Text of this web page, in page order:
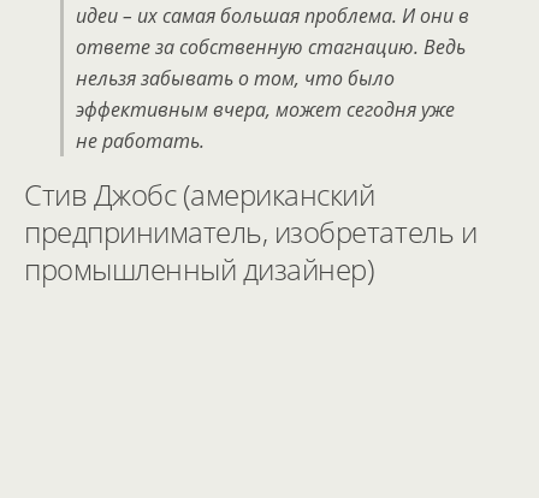
идеи – их самая большая проблема. И они в
ответе за собственную стагнацию. Ведь
нельзя забывать о том, что было
эффективным вчера, может сегодня уже
не работать.
Стив Джобс (американский
предприниматель, изобретатель и
промышленный дизайнер)